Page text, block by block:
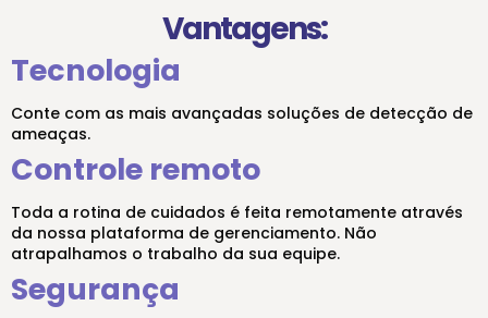
Vantagens:
Tecnologia
Conte com as mais avançadas soluções de detecção de
ameaças.
Controle remoto
Toda a rotina de cuidados é feita remotamente através
da nossa plataforma de gerenciamento. Não
atrapalhamos o trabalho da sua equipe.
Segurança